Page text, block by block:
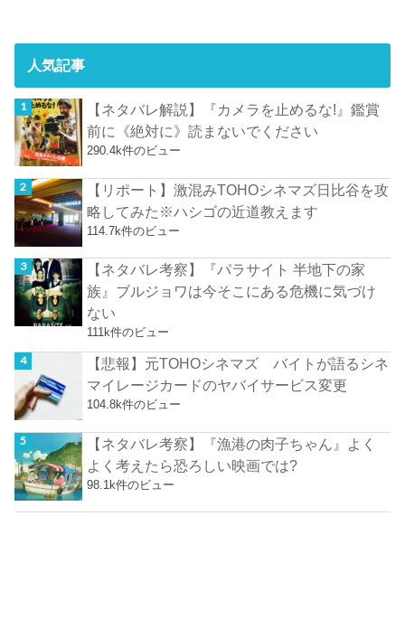
人気記事
【ネタバレ解説】『カメラを止めるな!』鑑賞
前に《絶対に》読まないでください
290.4k件のビュー
【リポート】激混みTOHOシネマズ日比谷を攻
略してみた※ハシゴの近道教えます
114.7k件のビュー
【ネタバレ考察】『パラサイト 半地下の家
族』ブルジョワは今そこにある危機に気づけ
ない
111k件のビュー
【悲報】元TOHOシネマズ バイトが語るシネ
マイレージカードのヤバイサービス変更
104.8k件のビュー
【ネタバレ考察】『漁港の肉子ちゃん』よく
よく考えたら恐ろしい映画では?
98.1k件のビュー